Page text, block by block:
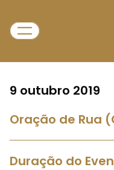
9 outubro 2019
Oração de Rua
Duração do